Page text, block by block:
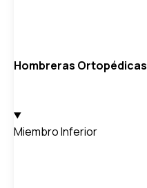
Hombreras Ortopédicas
Miembro Inferior